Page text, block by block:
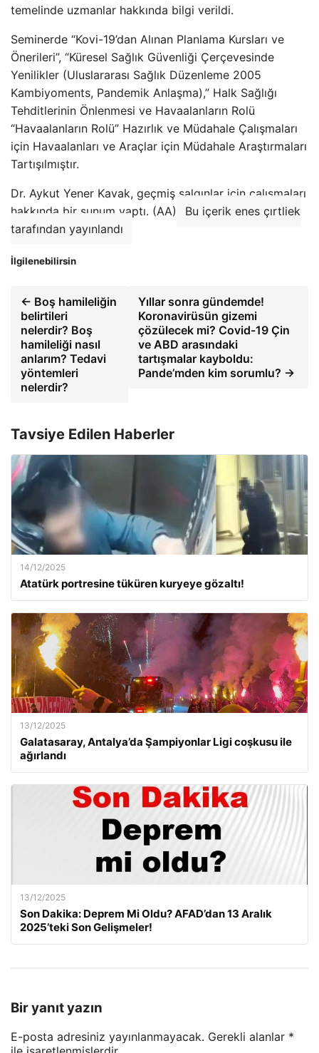
temelinde uzmanlar hakkında bilgi verildi.
Seminerde “Kovi-19’dan Alınan Planlama Kursları ve
Önerileri”, “Küresel Sağlık Güvenliği Çerçevesinde
Yenilikler (Uluslararası Sağlık Düzenleme 2005
Kambiyoments, Pandemik Anlaşma),” Halk Sağlığı
Tehditlerinin Önlenmesi ve Havaalanların Rolü
“Havaalanların Rolü” Hazırlık ve Müdahale Çalışmaları
için Havaalanları ve Araçlar için Müdahale Araştırmaları
Tartışılmıştır.
Dr. Aykut Yener Kavak, geçmiş salgınlar için çalışmaları
hakkında bir sunum yaptı. (AA)
Bu içerik enes çırtliek
tarafından yayınlandı
İlgilenebilirsin
← Boş hamileliğin
belirtileri
nelerdir? Boş
hamileliği nasıl
anlarım? Tedavi
yöntemleri
nelerdir?
Yıllar sonra gündemde!
Koronavirüsün gizemi
çözülecek mi? Covid-19 Çin
ve ABD arasındaki
tartışmalar kayboldu:
Pande’mden kim sorumlu? →
Tavsiye Edilen Haberler
14/12/2025
Atatürk portresine tüküren kuryeye gözaltı!
13/12/2025
Galatasaray, Antalya’da Şampiyonlar Ligi coşkusu ile
ağırlandı
13/12/2025
Son Dakika: Deprem Mi Oldu? AFAD’dan 13 Aralık
2025’teki Son Gelişmeler!
Bir yanıt yazın
E-posta adresiniz yayınlanmayacak. Gerekli alanlar *